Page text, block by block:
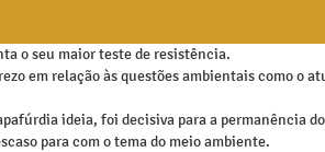
o seu maior teste de resistência.
em relação às questões ambientais como o
ideia, foi decisiva para a permanência
para com o tema do meio ambiente.